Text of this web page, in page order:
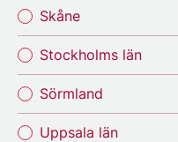
Skåne
Stockholms län
Sörmland
Uppsala län